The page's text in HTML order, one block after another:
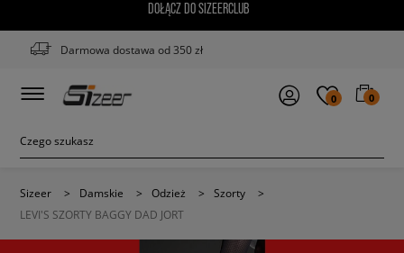
DOŁĄCZ DO SIZEERCLUB
Darmowa dostawa od 350 zł
0 0
Sizeer > Damskie > Odzież > Szorty
>
LEVI'S SZORTY BAGGY DAD JORT